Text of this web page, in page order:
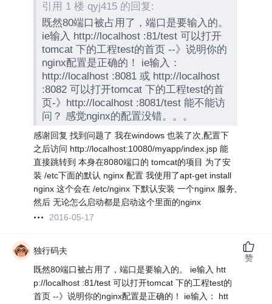
引用 1 楼 qyj415 的回复:
既然80端口被占用了，端口是要输入的。
ie输入 http://localhost :81/test 可以打开
tomcat 下的工程test的首页 --》说明你的
nginx配置是正确的！ ie输入：
http://localhost :8081 或 http://localhost
:8082 可以打开tomcat 下的工程test的首
页-》http://localhost :8081/test 能不能访
问？ 感觉nginx的配置没错。。。
感谢回复 找到问题了 我在windows 也装了次,配置下
之后访问 http://localhost:10080/myapp/index.jsp 能
直接跳转到 本身在8080端口的 tomcat的项目 为了安
装 /etc下面的默认 nginx 配置 我使用了apt-get install
nginx 这个会在 /etc/nginx 下默认安装 一个nginx 服务,
然后 无论怎么启动都是启动这个里面的nginx
2016-05-17
独行码夫
既然80端口被占用了，端口是要输入的。 ie输入 htt
p://localhost :81/test 可以打开tomcat 下的工程test的
首页 --》说明你的nginx配置是正确的！ ie输入： htt
赞